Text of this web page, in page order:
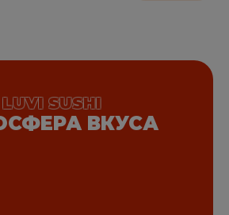
LUVI SUSHI
ВКУСА